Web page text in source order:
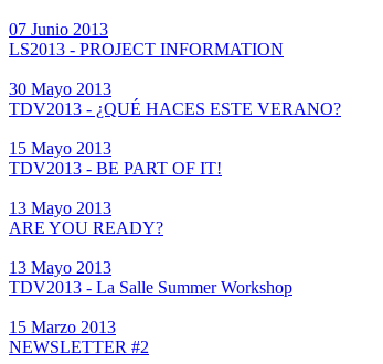
07 Junio 2013
LS2013 - PROJECT INFORMATION
30 Mayo 2013
TDV2013 - ¿QUÉ HACES ESTE VERANO?
15 Mayo 2013
TDV2013 - BE PART OF IT!
13 Mayo 2013
ARE YOU READY?
13 Mayo 2013
TDV2013 - La Salle Summer Workshop
15 Marzo 2013
NEWSLETTER #2